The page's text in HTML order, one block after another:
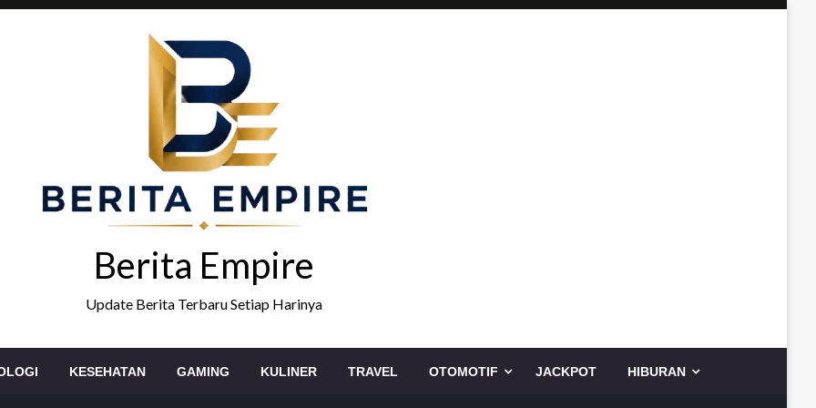
Berita Empire
Update Berita Terbaru Setiap Harinya
KESEHATAN GAMING KULINER TRAVEL OTOMOTIF JACKPOT HIBURAN